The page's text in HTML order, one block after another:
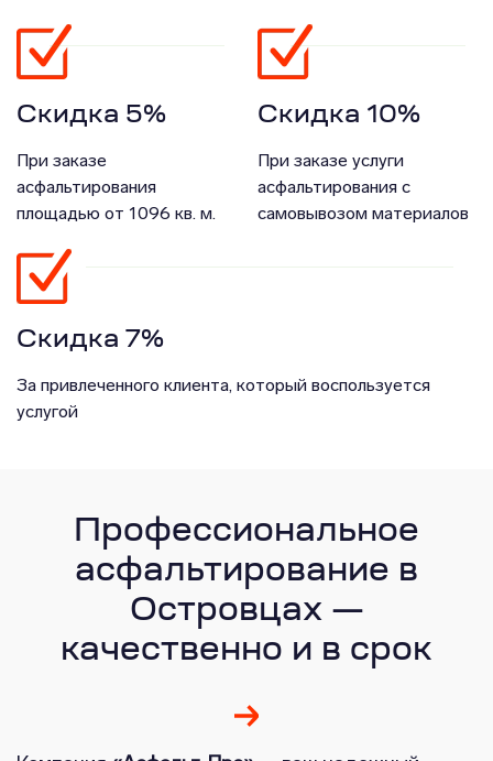
Скидка 5%
При заказе
асфальтирования
площадью от 1096 кв. м.
Скидка 10%
При заказе услуги
асфальтирования с
самовывозом материалов
Скидка 7%
За привлеченного клиента, который воспользуется
услугой
Профессиональное
асфальтирование в
Островцах —
качественно и в срок